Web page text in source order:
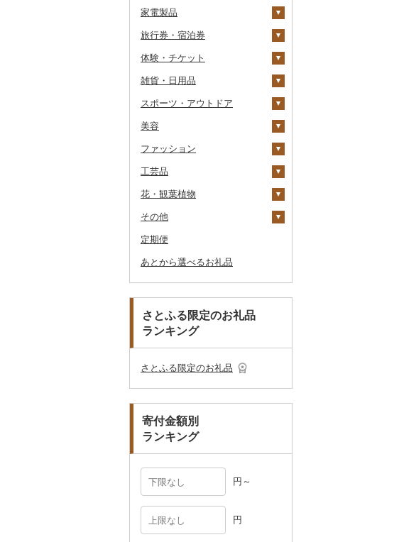
あさり
しじみ
サザエ
はまぐり
その他貝
マグロ
イワシ
カツオ
金目鯛
クエ
サバ
鯛
のどぐろ
ブリ
ほっけ
その他鮮魚
イカ
タコ
海苔・海藻
海苔
わかめ
ひじき
その他海苔・海藻
干物
ししゃも
その他干物
その他魚介・加工品
しらす・ちりめん
かまぼこ・練り製品
さがびより
あきたこまち
ひとめぼれ
ミルキークィーン
ななつぼし
洋梨・ラフランス
みかん・柑橘
みかん
レモン
不知火・デコポン
せとか
まどんな
その他柑橘
すいか
キウイ
柿（カキ）
ドライフルーツ
干し芋
その他果物
びわ
パイナップル
栗
大根
自然薯
レンコン
にんにく・生姜
その他根菜
豆
きのこ
しいたけ
松茸
その他きのこ
その他野菜
山菜
かぼちゃ
レタス
吟醸
その他日本酒
米焼酎
黒糖焼酎
その他焼酎
ワイン
白ワイン
赤ワイン
シャンパン・スパーク
ウイスキー
リキュール・洋酒
甘酒
ノンアルコール
その他酒
粉
ドリップ
茶葉・ティーバッグ
静岡茶
足柄茶
知覧茶
八女茶
りんごジュース
みかんジュース（オレ
紅茶
飲料
茶葉・ティーバッグ
その他飲料・ジュース
野菜ジュース
炭酸飲料
豆乳
プリン
ゼリー
チョコレート
カステラ
アイス・ジェラート
その他洋菓子
煎餅・おかき
羊羹
饅頭
大福
その他和菓子
そば
パスタ
ひやむぎ
そうめん
その他麺
餃子
シュウマイ
コロッケ
その他惣菜
カレー・シチュー
カレー
シチュー
鍋
肉
魚
その他鍋
ピザ
レトルト
スープ
豆腐・納豆
豆腐
漬物
キムチ
その他漬物
缶詰・瓶詰
肉
魚
ジャム
その他缶詰・瓶詰
乾物
燻製（スモーク）
おせち
その他加工品
砂糖
塩
醤油
味噌
酢
だし
食用油
オリーブオイル
ごま油
はちみつ
ドレッシング
その他調味料
ケチャップ
こしょう
その他調味料
家電製品
季節・空調家電
キッチン家電
照明器具
パソコン・周辺機器
TV・オーディオ・カメラ
美容・健康家電
カー用品
時計
その他家電
旅行券・宿泊券
旅行券
JTBふるさと旅行クー
その他旅行券
宿泊券
体験・チケット
PayPay商品券
食事券
温泉・サウナ・スパ利用
券
GDOふるさとゴルフ
プレークーポン
その他のゴルフプレー
花火大会チケット
カタログギフト
雑貨・日用品
家具・インテリア
机・テーブル
その他家具・インテリ
寝具
布団
毛布
タオルケット
タオル
その他タオル
文房具・印鑑
ボールペン
ノート・ファイル
その他文房具
食器
グラス・カップ
箸
スプーン・フォーク・
ナイフ
皿・椀
その他食器
キッチン用品
フライパン
鍋
まな板
土鍋
日用品
洗剤
トイレットペーパー
ティッシュ
その他日用品
楽器・器材
本・CD・DVD
おもちゃ・ぬいぐるみ
ご当地キャラクター
ペット用品
その他雑貨
スポーツ・アウトドア
ゴルフ
ゴルフボール
ゴルフウェア
その他ゴルフ
釣り
サイクリング
アウトドア・キャンプ
その他スポーツ
その他スポーツ
美容
スキンケア
洗顔
その他スキンケア
シャンプー・リンス
石鹸・ボディーソープ
入浴剤
アロマ
プロテイン
その他美容
ファッション
鞄・バッグ
トートバッグ・ショル
ツケース
その他鞄・バッグ
洋服
女性・レディース
子供・ベビー
その他洋服
和服
靴・履物
靴・シューズ
スリッパ・下駄・草履
その他靴・履物
アクセサリー
ペンダント・ネックレ
ス
ピアス・イヤリング
その他アクセサリー
その他服飾小物
ショール・ストール
マフラー・手袋
工芸品
織物
本場奄美大島紬
陶器・漆器
唐津焼
備前焼
美濃焼
村上木彫堆朱
その他装飾品・工芸品
数珠
工芸品
播州そろばん
美濃和紙
花・観葉植物
観葉植物・苗木
花
胡蝶蘭
造花・プリザーブドフ
ラワー
その他花
盆栽・その他
その他
地域サービス
その他
定期便
あとから選べるお礼品
さとふる限定のお礼品
ランキング
さとふる限定のお礼品
寄付金額別
ランキング
円～
円